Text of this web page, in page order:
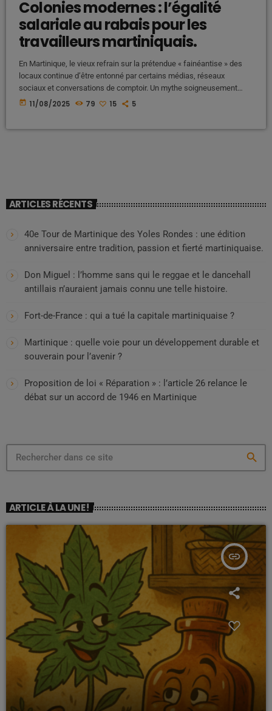
Colonies modernes : l’égalité
salariale au rabais pour les
travailleurs martiniquais.
En Martinique, le vieux refrain sur la prétendue « fainéantise » des
locaux continue d’être entonné par certains médias, réseaux
sociaux et conversations de comptoir. Un mythe soigneusement
entretenu, qui détourne l’attention des véritables inégalités et
today 11/08/2025 79 15 5
ARTICLES RÉCENTS
40e Tour de Martinique des Yoles Rondes : une édition
anniversaire entre tradition, passion et fierté martiniquaise.
Don Miguel : l’homme sans qui le reggae et le dancehall
antillais n’auraient jamais connu une telle histoire.
Fort-de-France : qui a tué la capitale martiniquaise ?
Martinique : quelle voie pour un développement durable et
souverain pour l’avenir ?
Proposition de loi « Réparation » : l’article 26 relance le
débat sur un accord de 1946 en Martinique
search
ARTICLE À LA UNE !
insert_link